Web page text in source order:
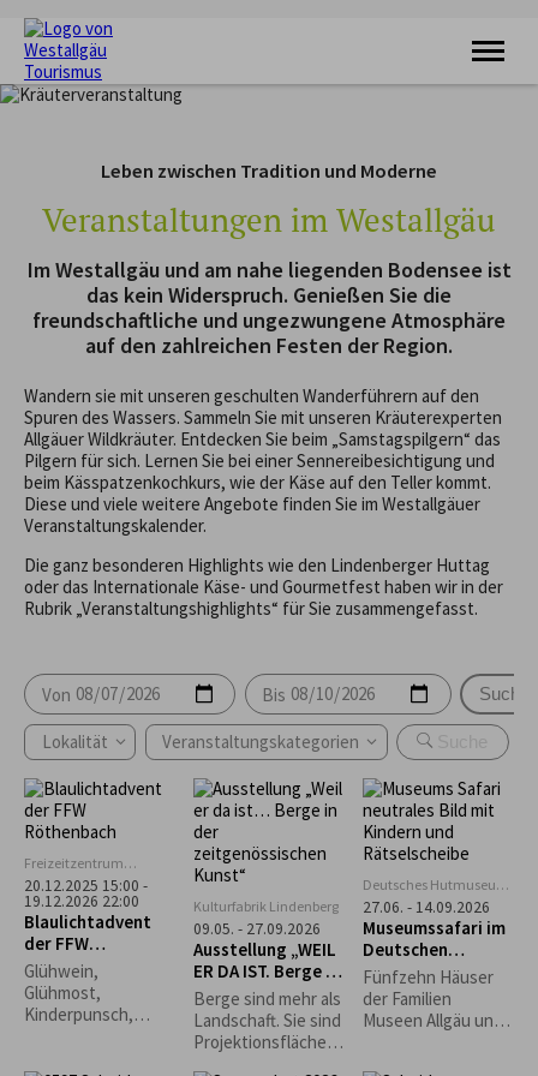
WANDERN
FERIENORTE
UNTERKÜNFTE
VERANSTALTUNGEN
SERVICE
Leben zwischen Tradition und Moderne
Veranstaltungen im Westallgäu
Im Westallgäu und am nahe liegenden Bodensee ist
das kein Widerspruch. Genießen Sie die
freundschaftliche und ungezwungene Atmosphäre
auf den zahlreichen Festen der Region.
Wandern sie mit unseren geschulten Wanderführern auf den
Spuren des Wassers. Sammeln Sie mit unseren Kräuterexperten
Allgäuer Wildkräuter. Entdecken Sie beim „Samstagspilgern“ das
Pilgern für sich. Lernen Sie bei einer Sennereibesichtigung und
beim Kässpatzenkochkurs, wie der Käse auf den Teller kommt.
Diese und viele weitere Angebote finden Sie im Westallgäuer
Veranstaltungskalender.
Die ganz besonderen Highlights wie den Lindenberger Huttag
oder das Internationale Käse- und Gourmetfest haben wir in der
Rubrik „Veranstaltungshighlights“ für Sie zusammengefasst.
Von Bis Suchen
Lokalität Veranstaltungskategorien
Freizeitzentrum
Rentershofen
20.12.2025 15:00 -
19.12.2026 22:00
Blaulichtadvent
der FFW
Röthenbach
Glühwein,
Glühmost,
Kinderpunsch,
Kulturfabrik Lindenberg
09.05. - 27.09.2026
Ausstellung „WEIL
ER DA IST. Berge in
der
zeitgenössischen
Kunst“
Berge sind mehr als
Landschaft. Sie sind
Projektionsfläche,
Deutsches Hutmuseum,
Lindenberg
27.06. - 14.09.2026
Museumssafari im
Deutschen
Hutmuseum
Fünfzehn Häuser
der Familien
Museen Allgäu und